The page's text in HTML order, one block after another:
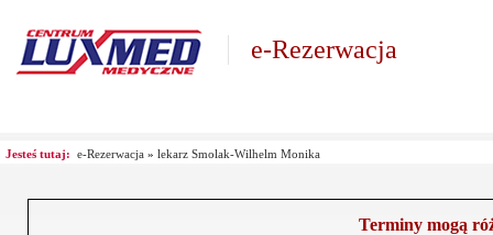
e-Rezerwacja
Jesteś tutaj: e-Rezerwacja » lekarz Smolak-Wilhelm Monika
Terminy mogą